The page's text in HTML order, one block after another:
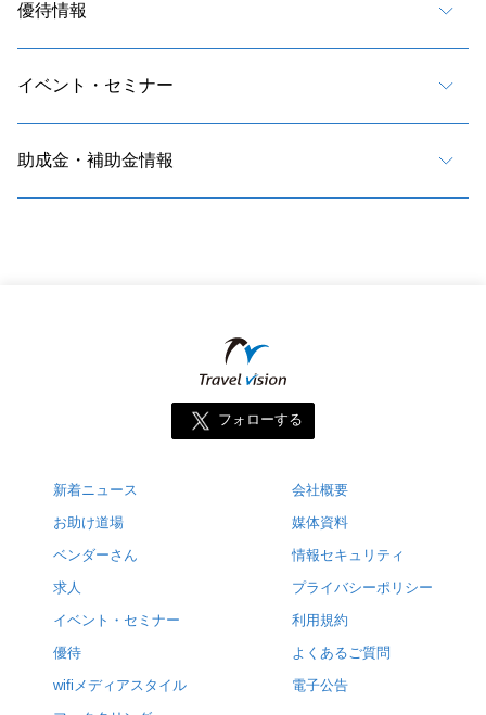
優待情報
イベント・セミナー
助成金・補助金情報
フォローする
新着ニュース
お助け道場
ベンダーさん
求人
イベント・セミナー
優待
wifiメディアスタイル
会社概要
媒体資料
情報セキュリティ
プライバシーポリシー
利用規約
よくあるご質問
電子公告